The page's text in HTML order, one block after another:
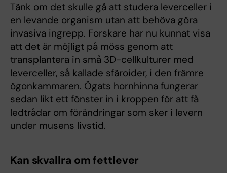
Tänk om det skulle gå att studera leverceller i
en levande organism utan att behöva göra
invasiva ingrepp. Forskare har nu kunnat visa
att det är möjligt på möss genom att
transplantera in små 3D-cellkulturer med
leverceller, så kallade sfäroider, i den främre
ögonkammaren. Ögats hornhinna fungerar
sedan likt ett fönster in i kroppen för att få
ledtrådar om förändringar som sker i levern
under musens livstid.
Kan skvallra om fettlever